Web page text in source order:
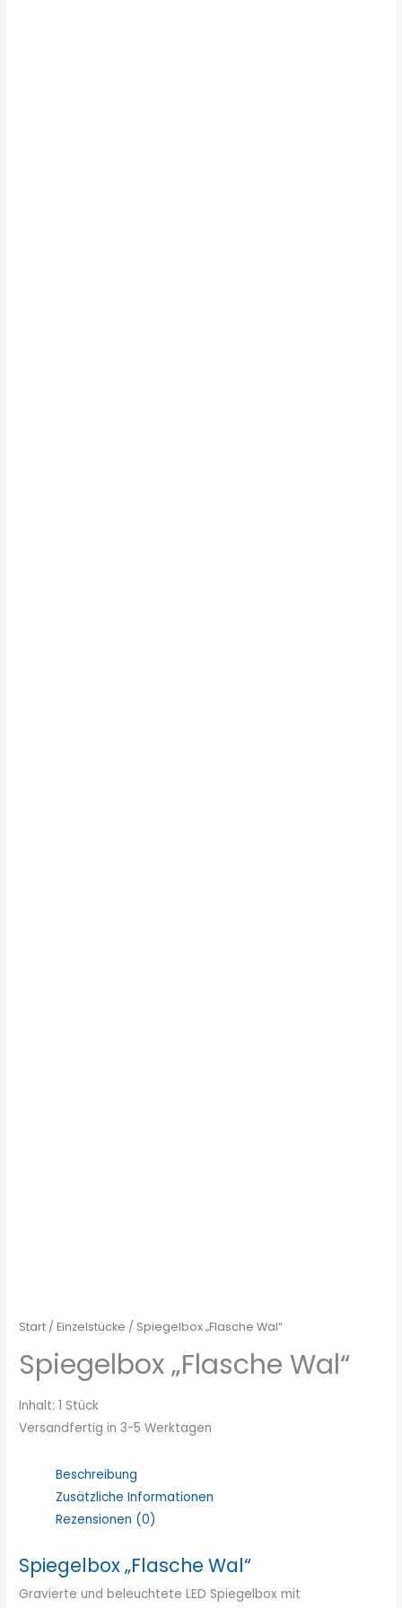
Start /Einzelstücke / Spiegelbox „Flasche Wal“
Spiegelbox „Flasche Wal“
Inhalt: 1 Stück
Versandfertig in 3-5 Werktagen
Beschreibung
Zusätzliche Informationen
Rezensionen (0)
Spiegelbox „Flasche Wal“
Gravierte und beleuchtete LED Spiegelbox mit